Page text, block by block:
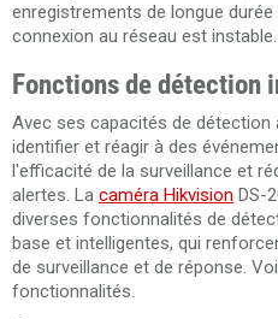
enregistrements de longue
connexion au réseau est instable.
Fonctions de détection
Avec ses capacités de détection
identifier et réagir à des
l'efficacité de la surveillance et
alertes. La caméra Hikvision DS-
diverses fonctionnalités de
base et intelligentes, qui
de surveillance et de réponse.
fonctionnalités.